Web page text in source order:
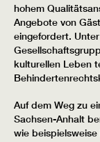
hohem
Angebote von
eingefordert.
kulturellen Leben
Auf dem Weg zu
Sachsen-Anhalt
wie